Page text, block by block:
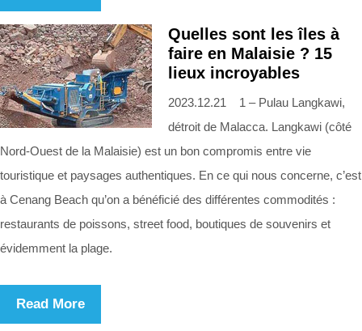
Quelles sont les îles à
faire en Malaisie ? 15
lieux incroyables
2023.12.21 1 – Pulau Langkawi,
détroit de Malacca. Langkawi (côté
Nord-Ouest de la Malaisie) est un bon compromis entre vie
touristique et paysages authentiques. En ce qui nous concerne, c’est
à Cenang Beach qu’on a bénéficié des différentes commodités :
restaurants de poissons, street food, boutiques de souvenirs et
évidemment la plage.
Read More